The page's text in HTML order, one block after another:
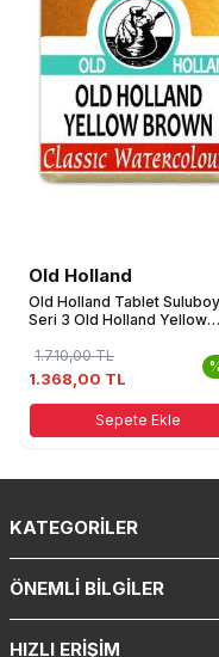
Old Holland
Old Holland Tablet
Seri 3 Old Holland Yellow
1.368,00 TL
1.710,00TL
Sepete Ekle
KATEGORILER
ÖNEMLI BILGILER
HIZLI ERIŞIM